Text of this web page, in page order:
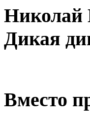
Николай
Дикая
Вместо